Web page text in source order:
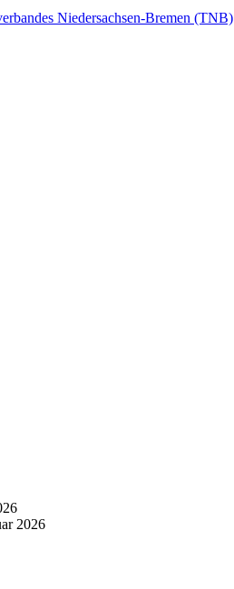
Niedersachsen-Bremen (TNB)
2026